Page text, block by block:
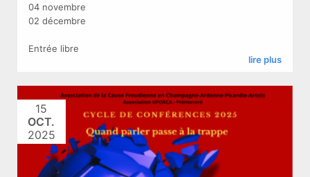
04 novembre
02 décembre
Entrée libre
lire plus
15
OCT.
2025